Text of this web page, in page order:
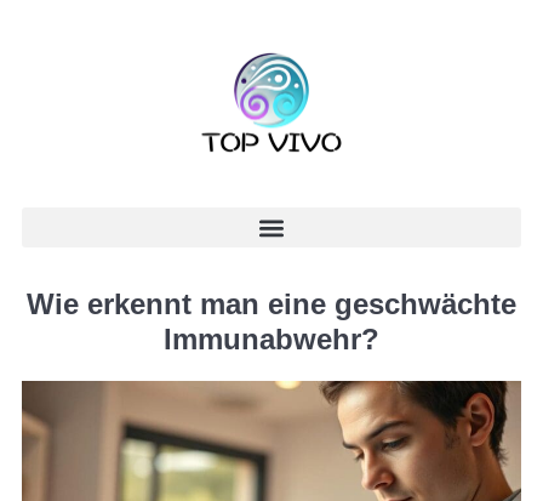
Wie erkennt man eine geschwächte
Immunabwehr?